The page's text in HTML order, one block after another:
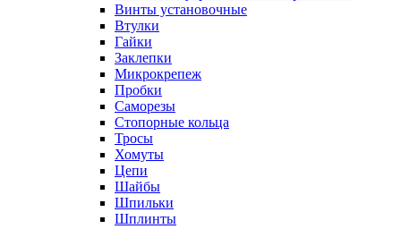
Винты установочные
Втулки
Гайки
Заклепки
Микрокрепеж
Пробки
Саморезы
Стопорные кольца
Тросы
Хомуты
Цепи
Шайбы
Шпильки
Шплинты